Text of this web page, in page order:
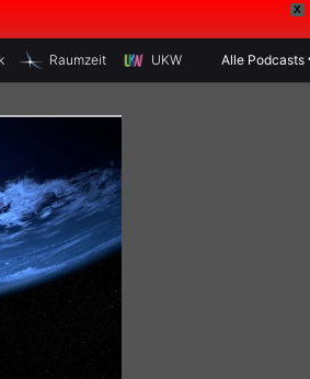
X
Raumzeit UKW Alle Podcasts